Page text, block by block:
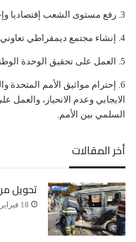
ﺭﻓﻊ ﻣﺴﺘﻮﻯ ﺍﻟﺸﻌﺐ ﺇﻗﺘﺼﺎﺩﻳﺎ
ﺇﻧﺸﺎﺀ ﻣﺠﺘﻤﻊ ﺩﻳﻤﻘﺮﺍﻃﻲ
ﺍﻟﻌﻤﻞ ﻋﻠﻰ ﺗﺤﻘﻴﻖ ﺍﻟﻮﺣﺪﺓ
ﺇﺣﺘﺮﺍﻡ ﻣﻮﺍﺛﻴﻖ الأﻣﻢ ﺍﻟﻤﺘﺤﺪﺓ
ﺍﻻﻳﺠﺎﺑﻲ ﻭﻋﺪﻡ ﺍﻻﻧﺤﻴﺎﺯ، ﻭﺍﻟﻌﻤﻞ
ﺍﻟﺴﻠﻤﻲ ﺑﻴﻦ ﺍﻷﻣﻢ.
أخر المقالات
تحويل
18 فبراير، 2025